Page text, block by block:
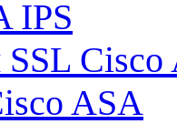
IPS
Cisco
ASA